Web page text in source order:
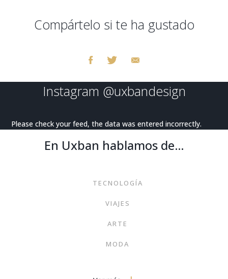
Compártelo si te ha gustado
Instagram @uxbandesign
Please check your feed, the data was entered incorrectly.
En Uxban hablamos de…
TECNOLOGÍA
VIAJES
ARTE
MODA